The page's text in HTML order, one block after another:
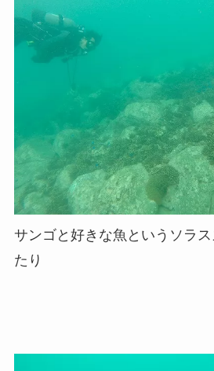
サンゴと好きな魚というソラ
たり